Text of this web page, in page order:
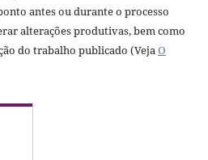
antes ou durante o processo
alterações produtivas, bem como
do trabalho publicado (VejaO